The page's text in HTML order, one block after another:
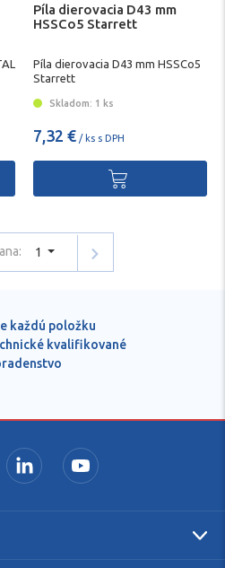
Píla dierovacia D43 mm
HSSCo5 Starrett
Píla dierovacia D43 mm HSSCo5
Starrett
Skladom: 1 ks
7,32 € / ks s DPH
1
každú položku
kvalifikované